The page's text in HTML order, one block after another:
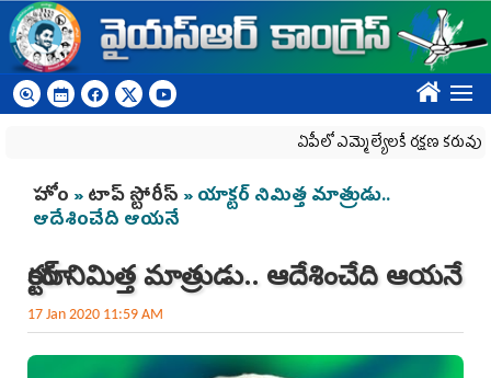
Skip to main content
????
ఏపీలో ఎమ్మెల్యేల‌కే ర‌క్ష‌ణ క‌రువు
You are here
హోం »టాప్ స్టోరీస్ » యాక్టర్ నిమిత్త మాత్రుడు..
ఆదేశించేది ఆయనే
యాక్టర్ నిమిత్త మాత్రుడు.. ఆదేశించేది ఆయనే
17 Jan 2020 11:59 AM